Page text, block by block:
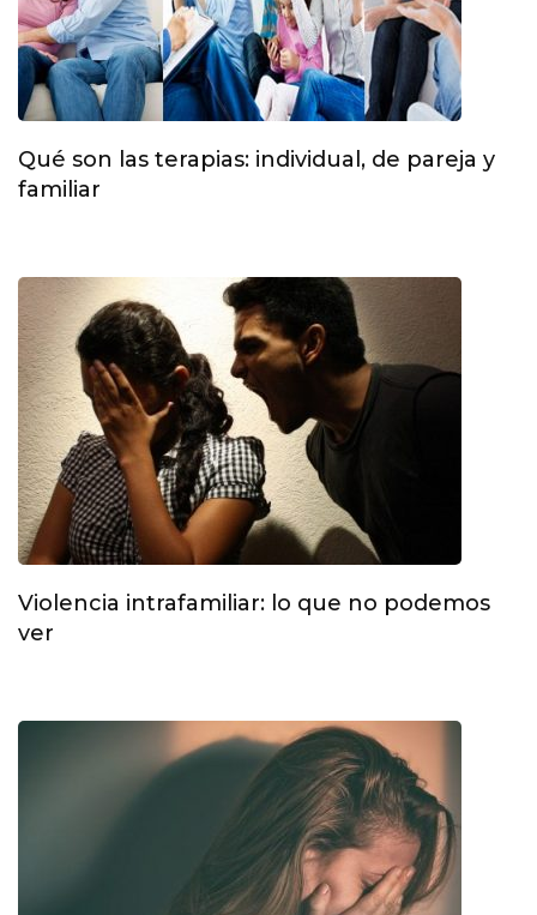
Qué son las terapias: individual, de pareja y
familiar
Violencia intrafamiliar: lo que no podemos
ver